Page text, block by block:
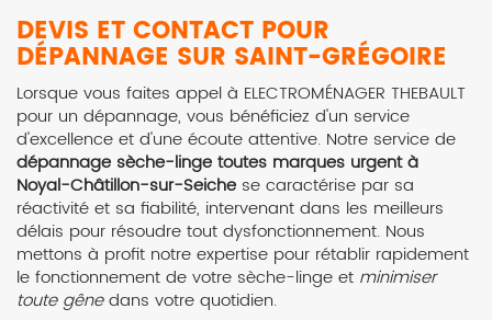
DEVIS ET CONTACT POUR
DÉPANNAGE SUR SAINT-GRÉGOIRE
Lorsque vous faites appel à ELECTROMÉNAGER THEBAULT
pour un dépannage, vous bénéficiez d'un service
d'excellence et d'une écoute attentive. Notre service de
dépannage sèche-linge toutes marques urgent à
Noyal-Châtillon-sur-Seiche se caractérise par sa
réactivité et sa fiabilité, intervenant dans les meilleurs
délais pour résoudre tout dysfonctionnement. Nous
mettons à profit notre expertise pour rétablir rapidement
le fonctionnement de votre sèche-linge et minimiser
toute gênedans votre quotidien.